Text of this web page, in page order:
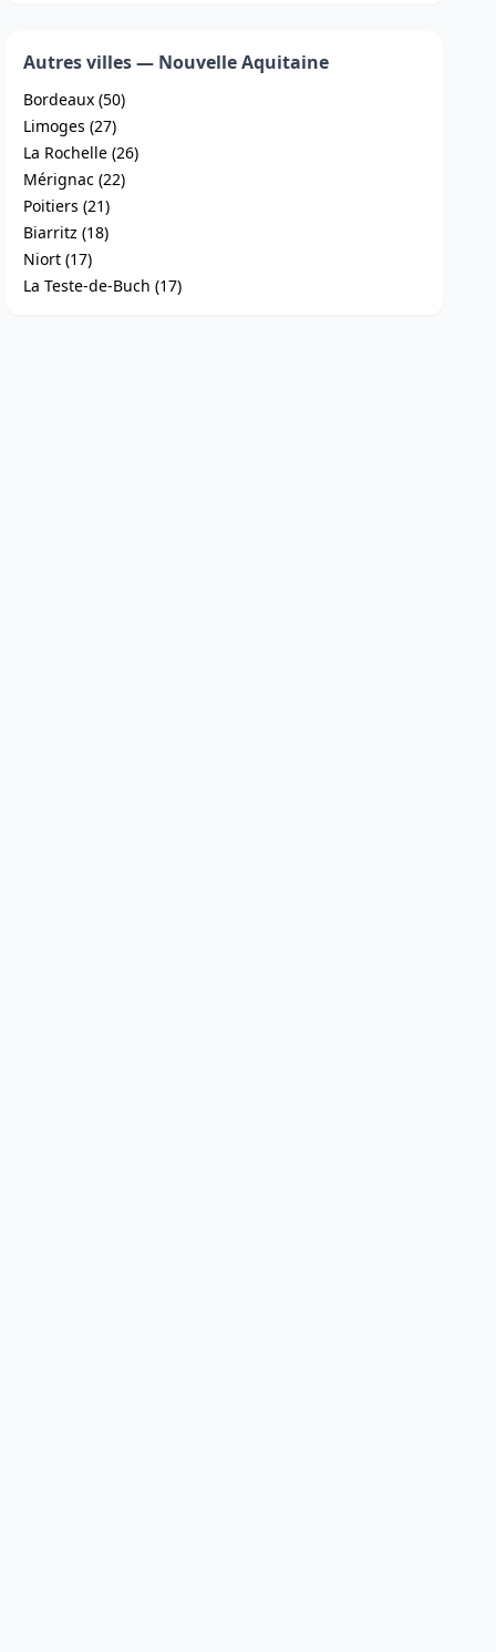
Autres villes — Nouvelle Aquitaine
Bordeaux (50)
Limoges (27)
La Rochelle (26)
Mérignac (22)
Poitiers (21)
Biarritz (18)
Niort (17)
La Teste-de-Buch (17)